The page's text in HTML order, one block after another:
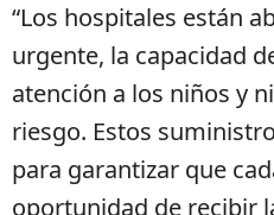
“Los hospitales están
urgente, la capacidad
atención a los niños y
riesgo. Estos
para garantizar que
oportunidad de recibir